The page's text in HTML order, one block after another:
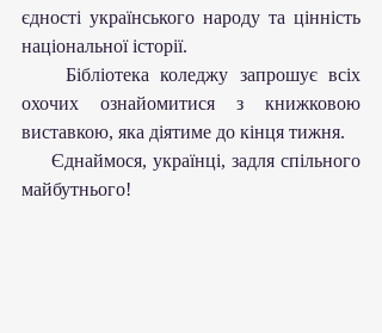
єдності українського народу та цінність
національної історії.
    Бібліотека коледжу запрошує всіх
охочих ознайомитися з книжковою
виставкою, яка діятиме до кінця тижня.
майбутнього!